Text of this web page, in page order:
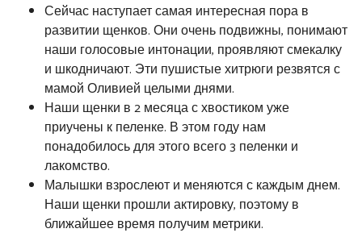
Сейчас наступает самая интересная пора в
развитии щенков. Они очень подвижны, понимают
наши голосовые интонации, проявляют смекалку
и шкодничают. Эти пушистые хитрюги резвятся с
мамой Оливией целыми днями.
Наши щенки в 2 месяца с хвостиком уже
приучены к пеленке. В этом году нам
понадобилось для этого всего 3 пеленки и
лакомство.
Малышки взрослеют и меняются с каждым днем.
Наши щенки прошли актировку, поэтому в
ближайшее время получим метрики.